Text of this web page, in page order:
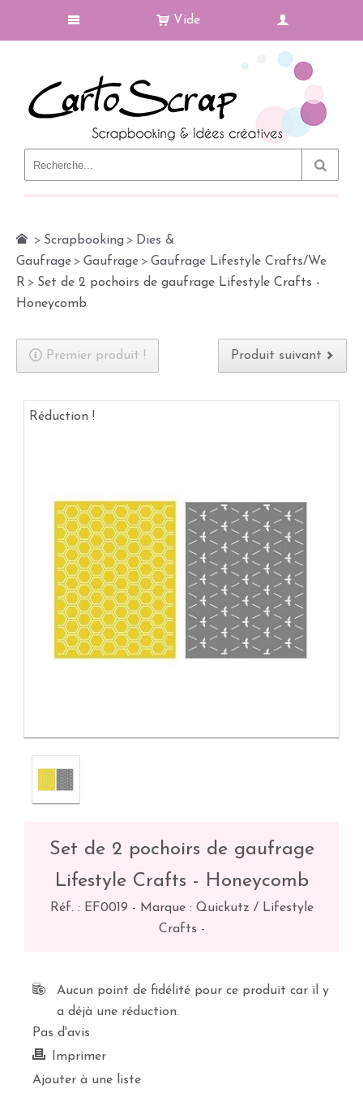
Vide
> Scrapbooking > Dies &
Gaufrage > Gaufrage > Gaufrage Lifestyle Crafts/We
R > Set de 2 pochoirs de gaufrage Lifestyle Crafts -
Honeycomb
Premier produit ! Produit suivant
Réduction !
Set de 2 pochoirs de gaufrage
Lifestyle Crafts - Honeycomb
Réf. : EF0019 - Marque : Quickutz / Lifestyle
Crafts -
Aucun point de fidélité pour ce produit car il y
a déjà une réduction.
Pas d'avis
Imprimer
Ajouter à une liste